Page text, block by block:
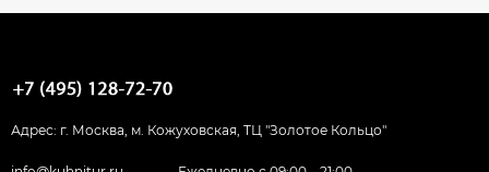
Адрес: г. Москва, м. Кожуховская, ТЦ "Золотое Кольцо"